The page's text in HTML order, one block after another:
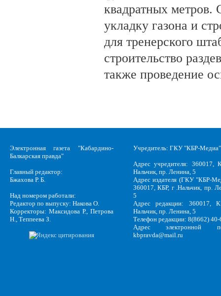
квадратных метров.
укладку газона и
для тренерского
строительство
также проведение
Электронная газета "Кабардино-
Балкарская правда"
Главный редактор:
Бжахова Р. Б.
Над номером работали:
Редактор по выпуску: Накова О.
Корректоры: Максидова Р., Петрова
Н., Теппеева З.
Учредитель: ГКУ "КБР-Медиа"
Адрес учредителя: 360017,
Нальчик, пр. Ленина, 5
Адрес издателя (ГКУ "КБР-
360017, КБР, г .Нальчик, пр.
5
Адрес редакции: 360017,
Нальчик, пр. Ленина, 5
Телефон редакции: 8(8662)
Адрес электронной
kbpravda@mail.ru